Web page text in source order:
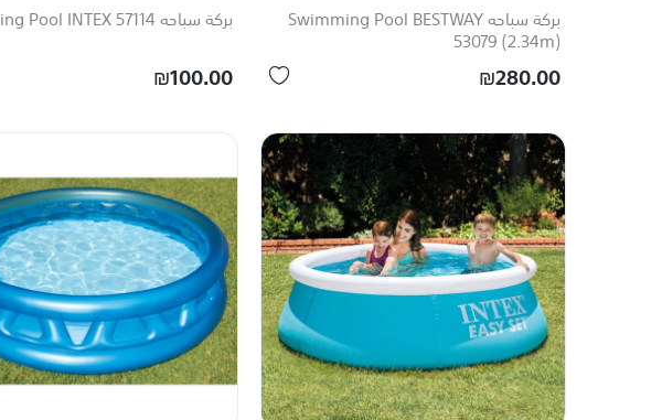
بركة سباحه Swimming Pool BESTWAY
53079 (2.34m)
₪280.00
بركة سباحه 57114 Swimming Pool INTEX
₪100.00